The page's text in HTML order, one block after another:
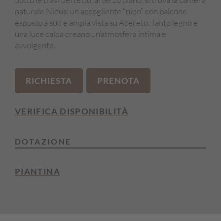
naturale Nidus: un accogliente “nido” con balcone
esposto a sud e ampia vista su Acereto. Tanto legno e
una luce calda creano un’atmosfera intima e
avvolgente.
RICHIESTA PRENOTA
VERIFICA DISPONIBILITÀ
DOTAZIONE
PIANTINA